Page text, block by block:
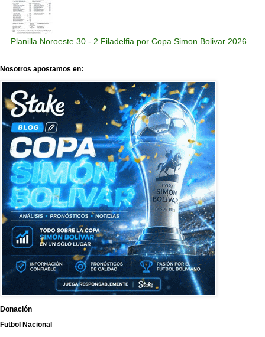
Planilla Noroeste 30 - 2 Filadelfia por Copa Simon Bolivar 2026
Nosotros apostamos en:
Donación
Futbol Nacional